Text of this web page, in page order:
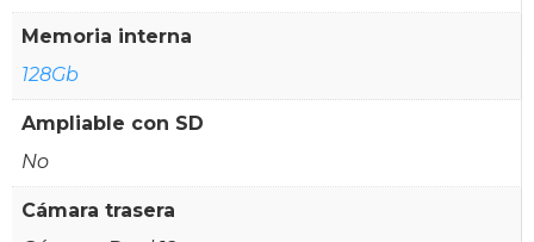
Memoria interna
128Gb
Ampliable con SD
No
Cámara trasera